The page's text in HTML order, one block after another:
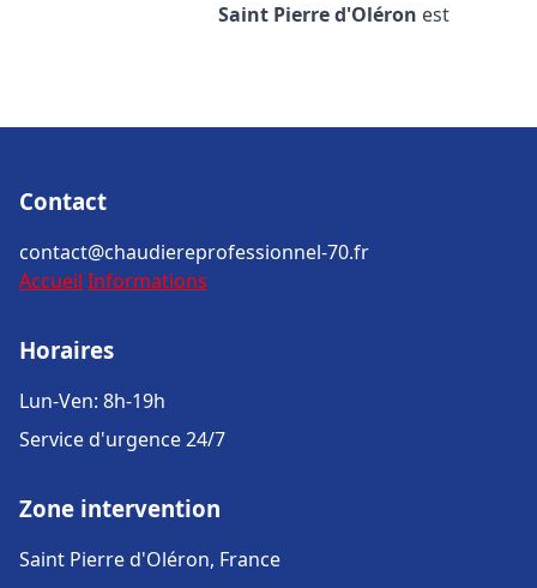
Saint Pierre d'Oléron est
Contact
contact@chaudiereprofessionnel-70.fr
Accueil Informations
Horaires
Lun-Ven: 8h-19h
Service d'urgence 24/7
Zone intervention
Saint Pierre d'Oléron, France